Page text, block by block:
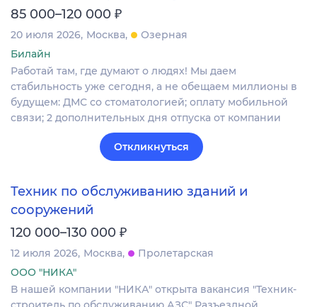
85 000–120 000 ₽
20 июля 2026 Москва
Озерная
Билайн
Работай там, где думают о людях! Мы даем
стабильность уже сегодня, а не обещаем миллионы в
будущем: ДМС со стоматологией; оплату мобильной
связи; 2 дополнительных дня отпуска от компании​
Откликнуться
Техник по обслуживанию зданий и
сооружений
120 000–130 000 ₽
12 июля 2026 Москва
Пролетарская
ООО "НИКА"
В нашей компании "НИКА" открыта вакансия "Техник-